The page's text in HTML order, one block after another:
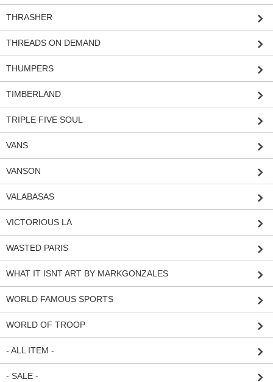
THRASHER
THREADS ON DEMAND
THUMPERS
TIMBERLAND
TRIPLE FIVE SOUL
VANS
VANSON
VALABASAS
VICTORIOUS LA
WASTED PARIS
WHAT IT ISNT ART BY MARKGONZALES
WORLD FAMOUS SPORTS
WORLD OF TROOP
- ALL ITEM -
- SALE -